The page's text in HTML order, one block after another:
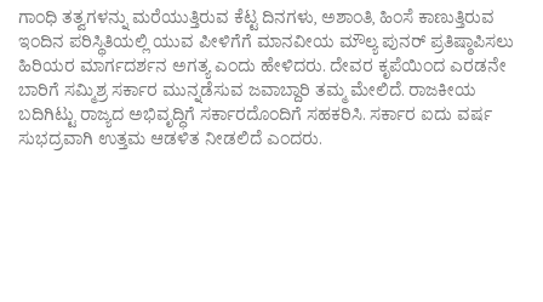
ಗಾಂಧಿ ತತ್ವಗಳನ್ನು ಮರೆಯುತ್ತಿರುವ ಕೆಟ್ಟ ದಿನಗಳು, ಅಶಾಂತಿ, ಹಿಂಸೆ ಕಾಣುತ್ತಿರುವ
ಇಂದಿನ ಪರಿಸ್ಥಿತಿಯಲ್ಲಿ ಯುವ ಪೀಳಿಗೆಗೆ ಮಾನವೀಯ ಮೌಲ್ಯ ಪುನರ್ ಪ್ರತಿಷ್ಠಾಪಿಸಲು
ಹಿರಿಯರ ಮಾರ್ಗದರ್ಶನ ಅಗತ್ಯ ಎಂದು ಹೇಳಿದರು. ದೇವರ ಕೃಪೆಯಿಂದ ಎರಡನೇ
ಬಾರಿಗೆ ಸಮ್ಮಿಶ್ರ ಸರ್ಕಾರ ಮುನ್ನಡೆಸುವ ಜವಾಬ್ದಾರಿ ತಮ್ಮ ಮೇಲಿದೆ. ರಾಜಕೀಯ
ಬದಿಗಿಟ್ಟು ರಾಜ್ಯದ ಅಭಿವೃದ್ಧಿಗೆ ಸರ್ಕಾರದೊಂದಿಗೆ ಸಹಕರಿಸಿ. ಸರ್ಕಾರ ಐದು ವರ್ಷ
ಸುಭದ್ರವಾಗಿ ಉತ್ತಮ ಆಡಳಿತ ನೀಡಲಿದೆ ಎಂದರು.